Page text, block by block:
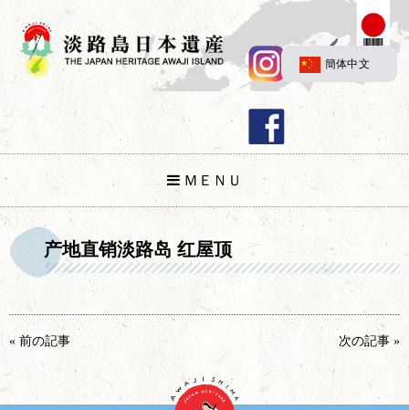
簡体中文
ＭＥＮＵ
产地直销淡路岛 红屋顶
« 前の記事 次の記事 »